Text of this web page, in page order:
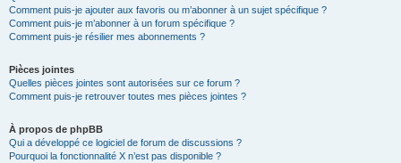
Comment puis-je ajouter aux favoris ou m’abonner à un sujet spécifique ?
Comment puis-je m’abonner à un forum spécifique ?
Comment puis-je résilier mes abonnements ?
Pièces jointes
Quelles pièces jointes sont autorisées sur ce forum ?
Comment puis-je retrouver toutes mes pièces jointes ?
À propos de phpBB
Qui a développé ce logiciel de forum de discussions ?
Pourquoi la fonctionnalité X n’est pas disponible ?